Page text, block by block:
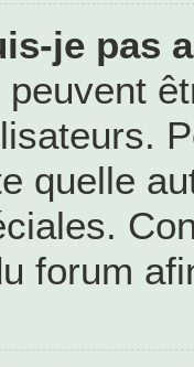
je pas
quelle
forum